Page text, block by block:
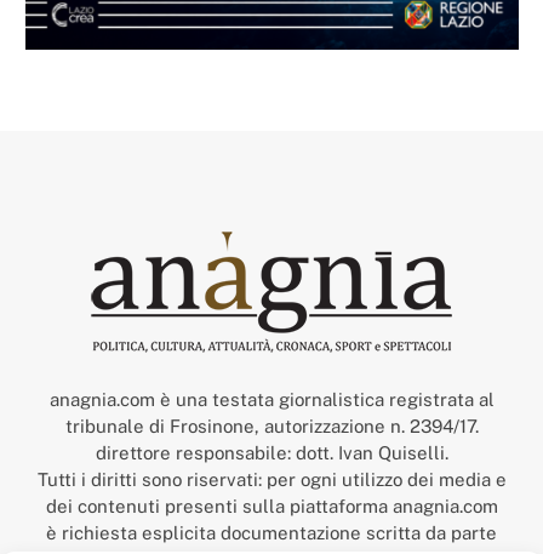
anagnia.com è una testata giornalistica registrata al
tribunale di Frosinone, autorizzazione n. 2394/17.
direttore responsabile: dott. Ivan Quiselli.
Tutti i diritti sono riservati: per ogni utilizzo dei media e
dei contenuti presenti sulla piattaforma anagnia.com
è richiesta esplicita documentazione scritta da parte